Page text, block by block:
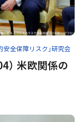
安全保障リスク」研究会
） 米欧関係の